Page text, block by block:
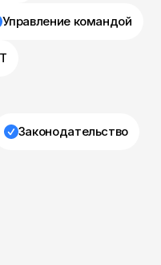
Управление командой
Законодательство